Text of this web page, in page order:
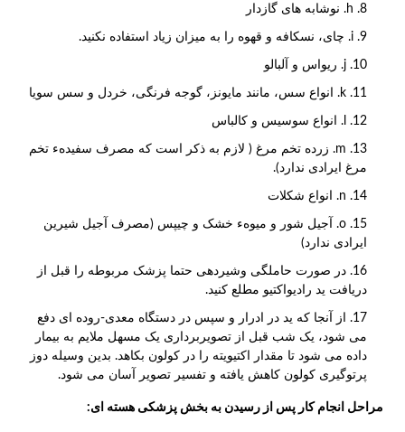
h. نوشابه های گازدار
i. چای، نسکافه و قهوه را به میزان زیاد استفاده نکنید.
j. ریواس و آلبالو
k. انواع سس، مانند مایونز، گوجه فرنگی، خردل و سس سویا
m. زرده تخم مرغ ( لازم به ذکر است که مصرف سفیدهء تخم
مرغ ایرادی ندارد).
n. انواع شکلات
o. آجیل شور و میوهء خشک و چیپس (مصرف آجیل شیرین
ایرادی ندارد)
در صورت حاملگی وشیردهی حتما پزشک مربوطه را قبل از
دریافت ید رادیواکتیو مطلع کنید.
از آنجا که ید در ادرار و سپس در دستگاه معدی-روده ای دفع
می شود، یک شب قبل از تصویربرداری یک مسهل ملایم به بیمار
داده می شود تا مقدار اکتیویته را در کولون بکاهد. بدین وسیله دوز
پرتوگیری کولون کاهش یافته و تفسیر تصویر آسان می شود.
مراحل انجام کار پس از رسیدن به بخش پزشکی هسته ای: